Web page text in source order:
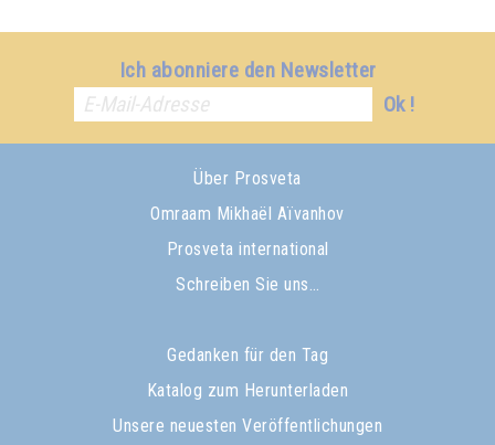
Ich abonniere den Newsletter
Ok !
Über Prosveta
Omraam Mikhaël Aïvanhov
Prosveta international
Schreiben Sie uns…
Gedanken für den Tag
Katalog zum Herunterladen
Unsere neuesten Veröffentlichungen